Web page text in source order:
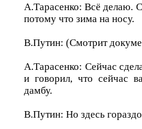
А.Тарасенко: Всё делаю.
потому что зима на носу.
В.Путин: (Смотрит
А.Тарасенко: Сейчас
и говорил, что сейчас
дамбу.
В.Путин: Но здесь